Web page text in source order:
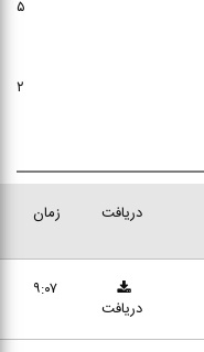
۵
۲
زمان دریافت
۹:۰۷
دریافت